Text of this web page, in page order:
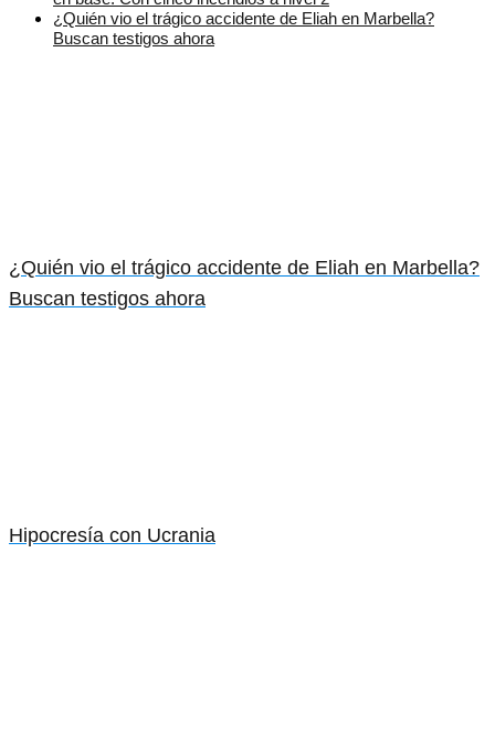
¿Quién vio el trágico accidente de Eliah en Marbella?
Buscan testigos ahora
¿Quién vio el trágico accidente de Eliah en Marbella?
Buscan testigos ahora
Hipocresía con Ucrania